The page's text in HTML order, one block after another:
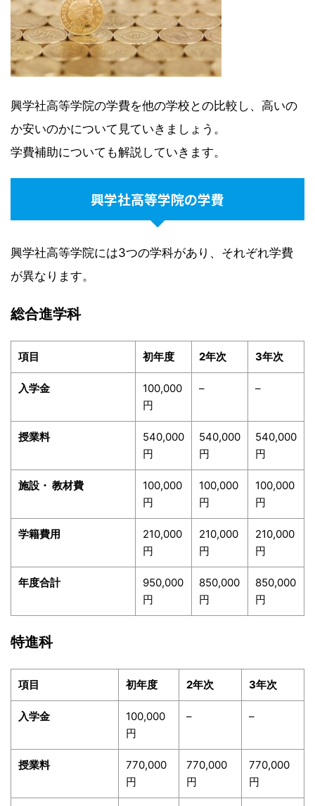
興学社高等学院の学費を他の学校との比較し、高いの
か安いのかについて見ていきましょう。
学費補助についても解説していきます。
興学社高等学院の学費
興学社高等学院には3つの学科があり、それぞれ学費
が異なります。
総合進学科
項目 初年度 2年次 3年次
入学金
100,000
円
– –
授業料
540,000
円
540,000
円
540,000
円
施設・ 教材費
100,000
円
100,000
円
100,000
円
学籍費用
210,000
円
210,000
円
210,000
円
年度合計
950,000
円
850,000
円
850,000
円
特進科
項目 初年度 2年次 3年次
入学金
100,000
円
– –
授業料
770,000
円
770,000
円
770,000
円